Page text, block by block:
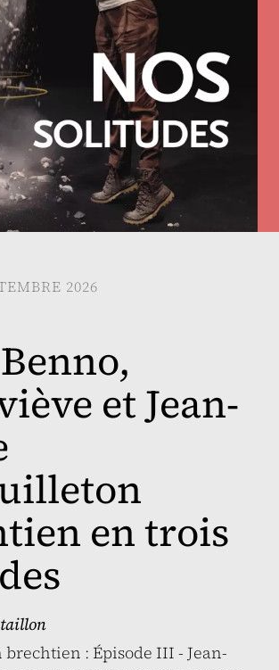
2026
et Jean-
en trois
: Épisode III - Jean-